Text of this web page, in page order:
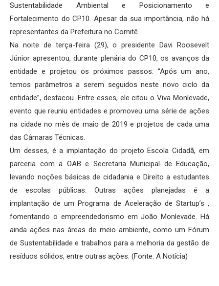
Sustentabilidade Ambiental e Posicionamento e
Fortalecimento do CP10. Apesar da sua importância, não há
representantes da Prefeitura no Comitê.
Na noite de terça-feira (29), o presidente Davi Roosevelt
Júnior apresentou, durante plenária do CP10, os avanços da
entidade e projetou os próximos passos. “Após um ano,
temos parâmetros a serem seguidos neste novo ciclo da
entidade”, destacou. Entre esses, ele citou o Viva Monlevade,
evento que reuniu entidades e promoveu uma série de ações
na cidade no mês de maio de 2019 e projetos de cada uma
das Câmaras Técnicas.
Um desses, é a implantação do projeto Escola Cidadã, em
parceria com a OAB e Secretaria Municipal de Educação,
levando noções básicas de cidadania e Direito a estudantes
de escolas públicas. Outras ações planejadas é a
implantação de um Programa de Aceleração de Startup’s ,
fomentando o empreendedorismo em João Monlevade. Há
ainda ações nas áreas de meio ambiente, como um Fórum
de Sustentabilidade e trabalhos para a melhoria da gestão de
resíduos sólidos, entre outras ações. (Fonte: A Notícia)